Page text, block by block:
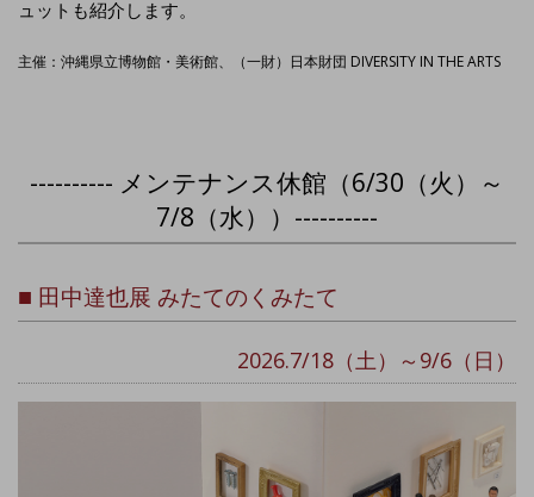
ュットも紹介します。
主催：沖縄県立博物館・美術館、（一財）日本財団 DIVERSITY IN THE ARTS
---------- メンテナンス休館（6/30（火）～
7/8（水））----------
■ 田中達也展 みたてのくみたて
2026.7/18（土）～9/6（日）